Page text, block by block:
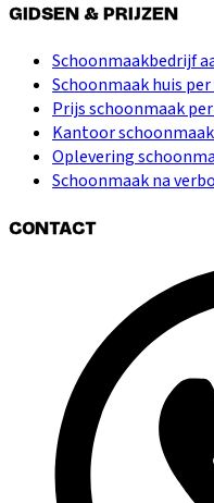
GIDSEN & PRIJZEN
Schoonmaakbedrijf
Schoonmaak huis
Prijs schoonmaak
Kantoor
Oplevering
Schoonmaak na
CONTACT